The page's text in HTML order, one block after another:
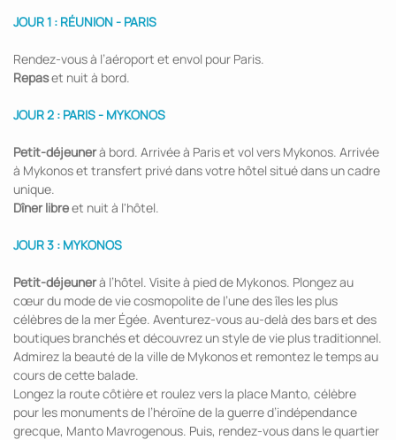
JOUR 1 : RÉUNION - PARIS
Rendez-vous à l’aéroport et envol pour Paris.
Repaset nuit à bord.
JOUR 2 : PARIS - MYKONOS
Petit-déjeunerà bord. Arrivée à Paris et vol vers Mykonos. Arrivée
à Mykonos et transfert privé dans votre hôtel situé dans un cadre
unique.
Dîner libreet nuit à l'hôtel.
JOUR 3 : MYKONOS
Petit-déjeunerà l’hôtel. Visite à pied de Mykonos. Plongez au
cœur du mode de vie cosmopolite de l’une des îles les plus
célèbres de la mer Égée. Aventurez-vous au-delà des bars et des
boutiques branchés et découvrez un style de vie plus traditionnel.
Admirez la beauté de la ville de Mykonos et remontez le temps au
cours de cette balade.
Longez la route côtière et roulez vers la place Manto, célèbre
pour les monuments de l’héroïne de la guerre d’indépendance
grecque, Manto Mavrogenous. Puis, rendez-vous dans le quartier